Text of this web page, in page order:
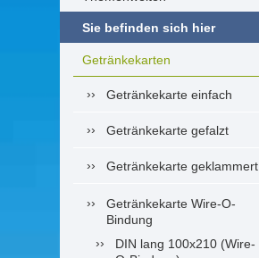
Sie befinden sich hier
Getränkekarten
Getränkekarte einfach
Getränkekarte gefalzt
Getränkekarte geklammert
Getränkekarte Wire-O-
Bindung
DIN lang 100x210 (Wire-